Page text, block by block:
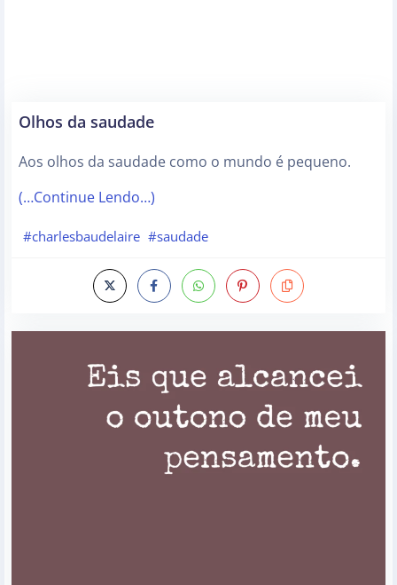
Olhos da saudade
Aos olhos da saudade como o mundo é pequeno.
(…Continue Lendo…)
#charlesbaudelaire #saudade